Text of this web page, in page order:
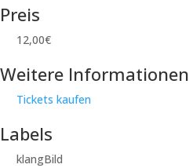
Preis
12,00€
Weitere Informationen
Tickets kaufen
Labels
klangBild